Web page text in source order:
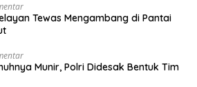
Tewas Mengambang di Pantai
Munir, Polri Didesak Bentuk Tim